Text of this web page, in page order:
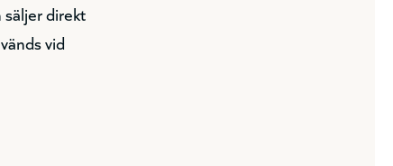
säljer direkt
vid